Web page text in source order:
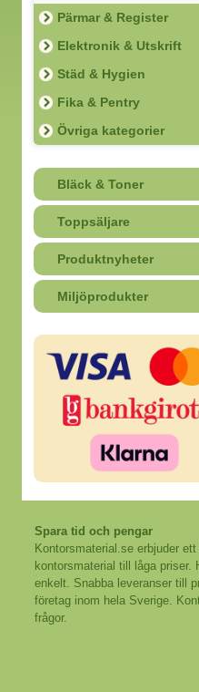
Pärmar & Register
Elektronik & Utskrift
Städ & Hygien
Fika & Pentry
Övriga kategorier
Bläck & Toner
Toppsäljare
Produktnyheter
Miljöprodukter
Spara tid och pengar
Kontorsmaterial.se erbjuder
kontorsmaterial till låga priser.
enkelt. Snabba leveranser till
företag inom hela Sverige.
frågor.